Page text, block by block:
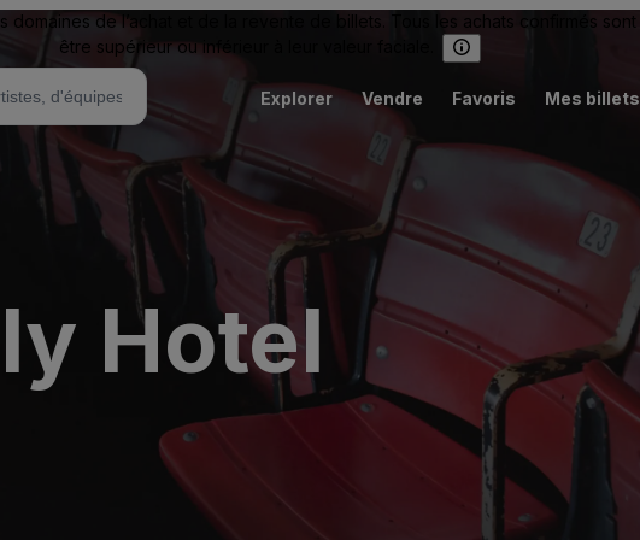
domaines de l’achat et de la revente de billets. Tous les achats confirmés sont
être supérieur ou inférieur à leur valeur faciale.
Explorer Vendre Favoris Mes billets
Hotel